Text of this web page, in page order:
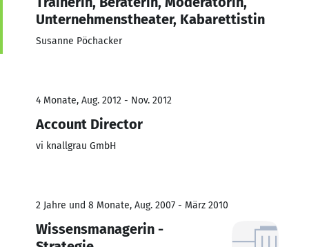
Unternehmenstheater, Kabarettistin
Susanne Pöchacker
4 Monate, Aug. 2012 - Nov. 2012
Account Director
vi knallgrau GmbH
2 Jahre und 8 Monate, Aug. 2007 - März 2010
Wissensmanagerin -